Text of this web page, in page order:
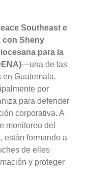
Southeast e
con Sheny
para la
—una de las
Guatemala.
por
para defender
corporativa. A
monitoreo del
están formando a
de elles
y proteger